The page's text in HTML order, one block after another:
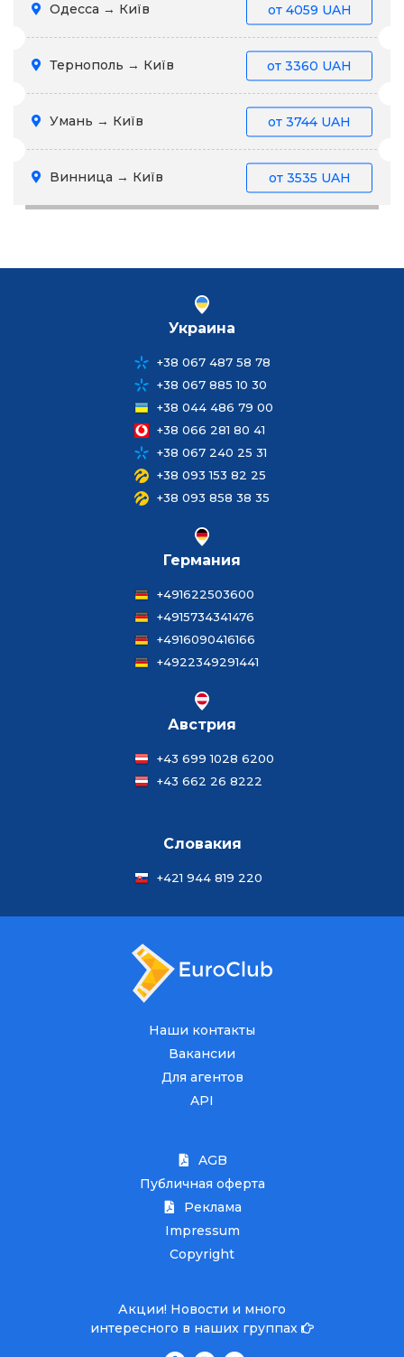
Одесса → Київ от 4059 UAH
Тернополь → Київ от 3360 UAH
Умань → Київ от 3744 UAH
Винница → Київ от 3535 UAH
Украина
+38 067 487 58 78
+38 067 885 10 30
+38 044 486 79 00
+38 066 281 80 41
+38 067 240 25 31
+38 093 153 82 25
+38 093 858 38 35
Германия
+491622503600
+4915734341476
+4916090416166
+4922349291441
Австрия
+43 699 1028 6200
+43 662 26 8222
Словакия
+421 944 819 220
Наши контакты
Вакансии
Для агентов
API
AGB
Публичная оферта
Реклама
Impressum
Copyright
Акции! Новости и много
интересного в наших группах